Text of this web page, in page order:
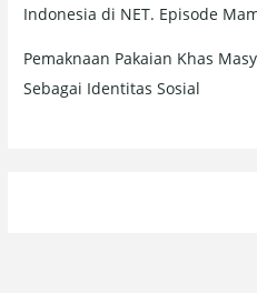
Indonesia di NET. Episode
Pemaknaan Pakaian Khas
Sebagai Identitas Sosial